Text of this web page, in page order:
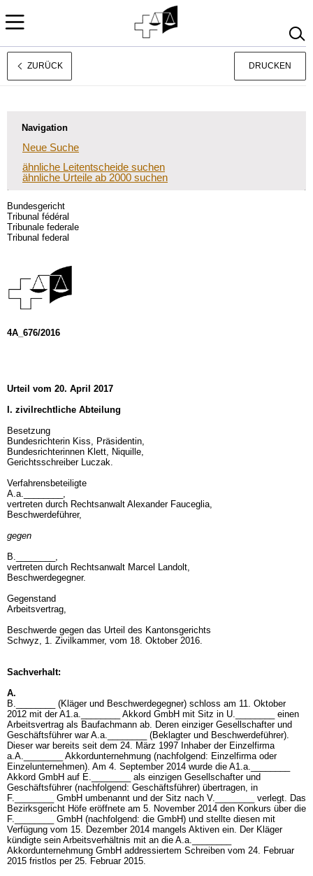
Français
ZURÜCK DRUCKEN
Navigation
Neue Suche
ähnliche Leitentscheide suchen
ähnliche Urteile ab 2000 suchen
Bundesgericht
Tribunal fédéral
Tribunale federale
Tribunal federal
4A_676/2016
Urteil vom 20. April 2017
I. zivilrechtliche Abteilung
Besetzung
Bundesrichterin Kiss, Präsidentin,
Bundesrichterinnen Klett, Niquille,
Gerichtsschreiber Luczak.
Verfahrensbeteiligte
A.a.________,
vertreten durch Rechtsanwalt Alexander Fauceglia,
Beschwerdeführer,
gegen
B.________,
vertreten durch Rechtsanwalt Marcel Landolt,
Beschwerdegegner.
Gegenstand
Arbeitsvertrag,
Beschwerde gegen das Urteil des Kantonsgerichts
Schwyz, 1. Zivilkammer, vom 18. Oktober 2016.
Sachverhalt:
A.
B.________ (Kläger und Beschwerdegegner) schloss am 11. Oktober
2012 mit der A1.a.________ Akkord GmbH mit Sitz in U.________ einen
Arbeitsvertrag als Baufachmann ab. Deren einziger Gesellschafter und
Geschäftsführer war A.a.________ (Beklagter und Beschwerdeführer).
Dieser war bereits seit dem 24. März 1997 Inhaber der Einzelfirma
a.A.________ Akkordunternehmung (nachfolgend: Einzelfirma oder
Einzelunternehmen). Am 4. September 2014 wurde die A1.a.________
Akkord GmbH auf E.________ als einzigen Gesellschafter und
Geschäftsführer (nachfolgend: Geschäftsführer) übertragen, in
F.________ GmbH umbenannt und der Sitz nach V.________ verlegt. Das
Bezirksgericht Höfe eröffnete am 5. November 2014 den Konkurs über die
F.________ GmbH (nachfolgend: die GmbH) und stellte diesen mit
Verfügung vom 15. Dezember 2014 mangels Aktiven ein. Der Kläger
kündigte sein Arbeitsverhältnis mit an die A.a.________
Akkordunternehmung GmbH addressiertem Schreiben vom 24. Februar
2015 fristlos per 25. Februar 2015.